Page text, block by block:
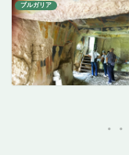
ブルガリア